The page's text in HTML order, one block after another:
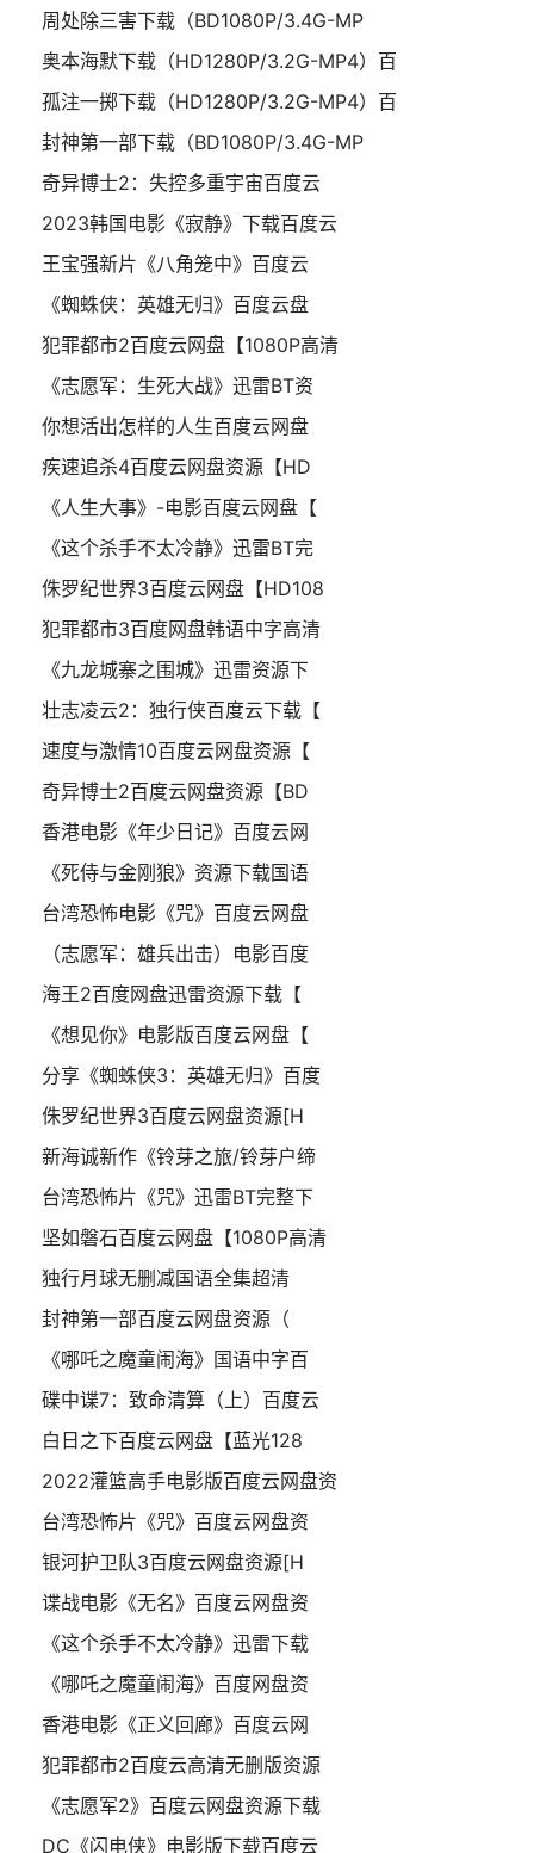
周处除三害下载（BD1080P/3.4G-MP
奥本海默下载（HD1280P/3.2G-MP4）百
孤注一掷下载（HD1280P/3.2G-MP4）百
封神第一部下载（BD1080P/3.4G-MP
奇异博士2：失控多重宇宙百度云
2023韩国电影《寂静》下载百度云
王宝强新片《八角笼中》百度云
《蜘蛛侠：英雄无归》百度云盘
犯罪都市2百度云网盘【1080P高清
《志愿军：生死大战》迅雷BT资
你想活出怎样的人生百度云网盘
疾速追杀4百度云网盘资源【HD
《人生大事》-电影百度云网盘【
《这个杀手不太冷静》迅雷BT完
侏罗纪世界3百度云网盘【HD108
犯罪都市3百度网盘韩语中字高清
《九龙城寨之围城》迅雷资源下
壮志凌云2：独行侠百度云下载【
速度与激情10百度云网盘资源【
奇异博士2百度云网盘资源【BD
香港电影《年少日记》百度云网
《死侍与金刚狼》资源下载国语
台湾恐怖电影《咒》百度云网盘
（志愿军：雄兵出击）电影百度
海王2百度网盘迅雷资源下载【
《想见你》电影版百度云网盘【
分享《蜘蛛侠3：英雄无归》百度
侏罗纪世界3百度云网盘资源[H
新海诚新作《铃芽之旅/铃芽户缔
台湾恐怖片《咒》迅雷BT完整下
坚如磐石百度云网盘【1080P高清
独行月球无删减国语全集超清
封神第一部百度云网盘资源（
《哪吒之魔童闹海》国语中字百
碟中谍7：致命清算（上）百度云
白日之下百度云网盘【蓝光128
2022灌篮高手电影版百度云网盘资
台湾恐怖片《咒》百度云网盘资
银河护卫队3百度云网盘资源[H
谍战电影《无名》百度云网盘资
《这个杀手不太冷静》迅雷下载
《哪吒之魔童闹海》百度网盘资
香港电影《正义回廊》百度云网
犯罪都市2百度云高清无删版资源
《志愿军2》百度云网盘资源下载
DC《闪电侠》电影版下载百度云